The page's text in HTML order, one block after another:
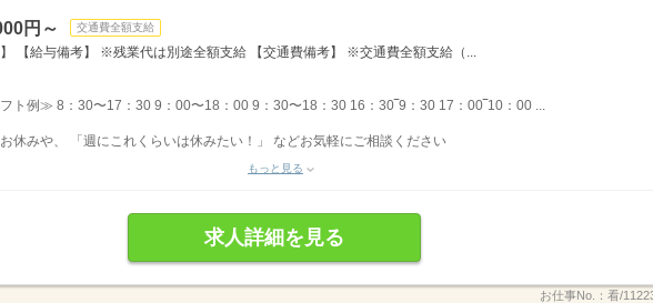
円～ 交通費全額支給
】 【給与備考】 ※残業代は別途全額支給 【交通費備考】 ※交通費全額支給（...
期
ト例≫ 8：30〜17：30 9：00〜18：00 9：30〜18：30 16：30‾9：30 17：00‾10：00 ...
休みや、 「週にこれくらいは休みたい！」 などお気軽にご相談ください
もっと見る
求人詳細を見る
お仕事No.： 看/